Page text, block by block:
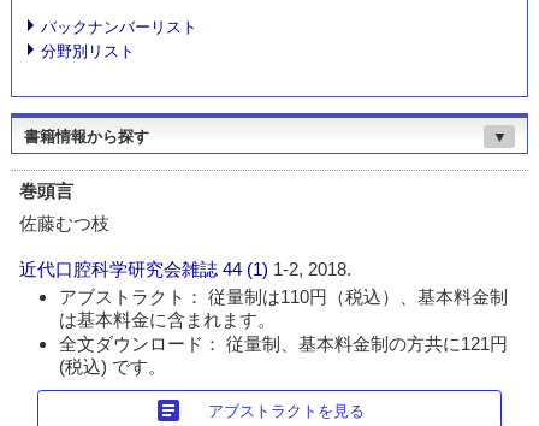
バックナンバーリスト
分野別リスト
書籍情報から探す ▼
巻頭言
佐藤むつ枝
近代口腔科学研究会雑誌 44 (1) 1-2, 2018.
アブストラクト： 従量制は110円（税込）、基本料金制
は基本料金に含まれます。
全文ダウンロード： 従量制、基本料金制の方共に121円
(税込) です。
article アブストラクトを見る